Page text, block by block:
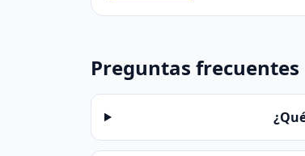
Preguntas frecuentes